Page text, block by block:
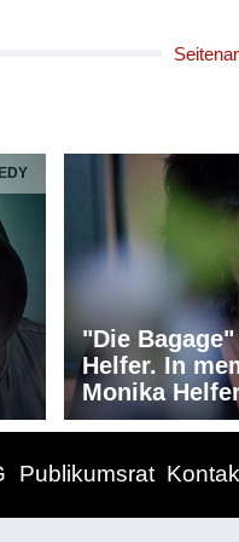
Anna Dowsley /
Artavazd Sagsyan /
Christian Helmer /Le Roi
Nationalchor
Csaba Somos
National-
Vashegyi
min
HUMTVA
"Die
Helfer. In
Monika
Publikumsrat